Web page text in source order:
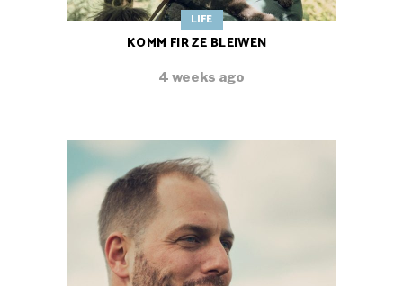
LIFE
KOMM FIR ZE BLEIWEN
4 weeks ago